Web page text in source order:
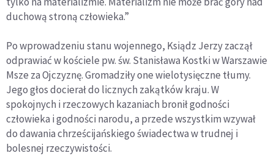
duchową stroną człowieka.”
Po wprowadzeniu stanu wojennego, Ksiądz Jerzy zaczął
odprawiać w kościele pw. św. Stanisława Kostki w Warszawie
Msze za Ojczyznę. Gromadziły one wielotysięczne tłumy.
Jego głos docierał do licznych zakątków kraju. W
spokojnych i rzeczowych kazaniach bronił godności
człowieka i godności narodu, a przede wszystkim wzywał
do dawania chrześcijańskiego świadectwa w trudnej i
bolesnej rzeczywistości.